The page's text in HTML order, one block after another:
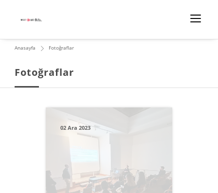
Fotoğraflar
Anasayfa Fotoğraflar
02 Ara 2023